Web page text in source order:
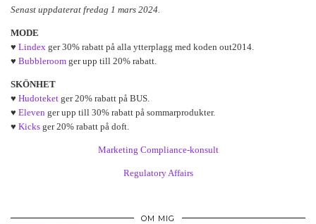
Senast uppdaterat fredag 1 mars 2024.
MODE
♥ Lindex ger 30% rabatt på alla ytterplagg med koden out2014.
♥ Bubbleroom ger upp till 20% rabatt.
SKÖNHET
♥ Hudoteket ger 20% rabatt på BUS.
♥ Eleven ger upp till 30% rabatt på sommarprodukter.
♥ Kicks ger 20% rabatt på doft.
Marketing Compliance-konsult
Regulatory Affairs
OM MIG